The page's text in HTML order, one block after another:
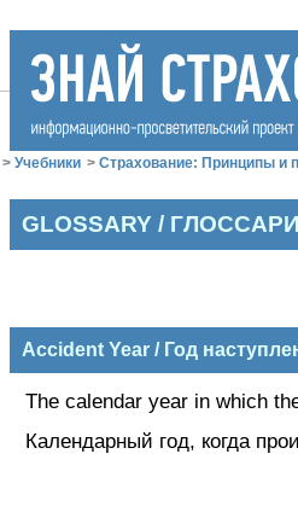
> Учебники > Страхование: Принципы и
GLOSSARY /
Accident Year / Год
The calendar year in which
Календарный год, когда